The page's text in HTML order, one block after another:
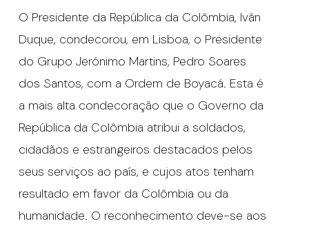
O Presidente da República da Colômbia, Iván
Duque, condecorou, em Lisboa, o Presidente
do Grupo Jerónimo Martins, Pedro Soares
dos Santos, com a Ordem de Boyacá. Esta é
a mais alta condecoração que o Governo da
República da Colômbia atribui a soldados,
cidadãos e estrangeiros destacados pelos
seus serviços ao país, e cujos atos tenham
resultado em favor da Colômbia ou da
humanidade. O reconhecimento deve-se aos